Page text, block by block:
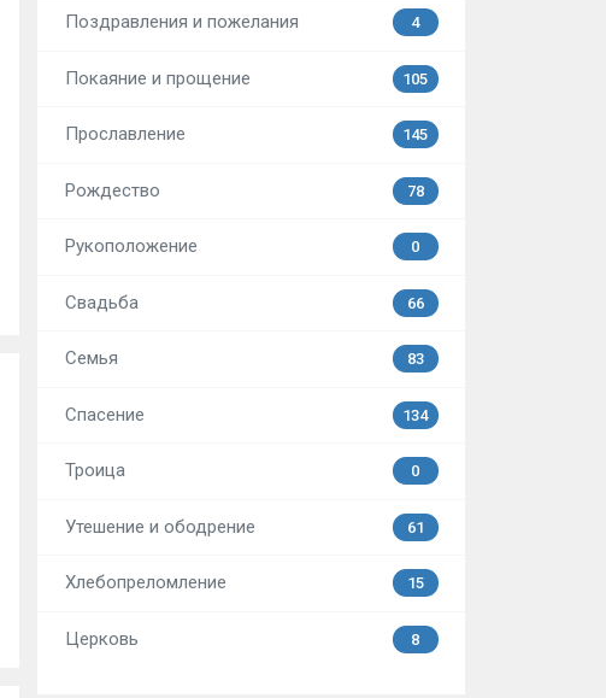
Поздравления и пожелания 4
Покаяние и прощение 105
Прославление 145
Рождество 78
Рукоположение 0
Свадьба 66
Семья 83
Спасение 134
Троица 0
Утешение и ободрение 61
Хлебопреломление 15
Церковь 8